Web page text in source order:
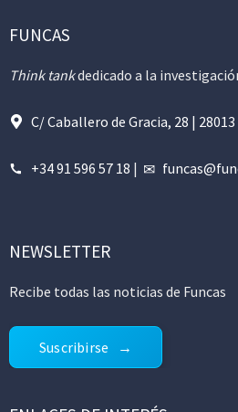
FUNCAS
Think tankdedicado a la
C/ Caballero de Gracia, 28 |
+34 91 596 57 18 |
NEWSLETTER
Recibe todas las noticias de Funcas
Suscribirse